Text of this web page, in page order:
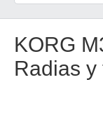
KORG
Radias